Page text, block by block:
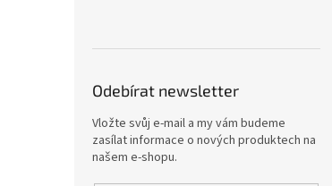
Odebírat newsletter
Vložte svůj e-mail a my vám budeme
zasílat informace o nových produktech na
našem e-shopu.